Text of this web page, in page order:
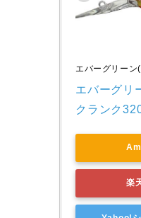
エバーグリー
エバーグリ
クランク
楽